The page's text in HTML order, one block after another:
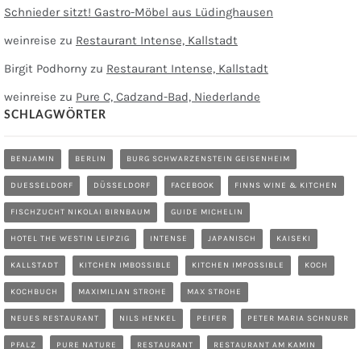
Schnieder sitzt! Gastro-Möbel aus Lüdinghausen
weinreise zu Restaurant Intense, Kallstadt
Birgit Podhorny zu Restaurant Intense, Kallstadt
weinreise zu Pure C, Cadzand-Bad, Niederlande
SCHLAGWÖRTER
BENJAMIN BERLIN BURG SCHWARZENSTEIN GEISENHEIM
DUESSELDORF DÜSSELDORF FACEBOOK FINNS WINE & KITCHEN
FISCHZUCHT NIKOLAI BIRNBAUM GUIDE MICHELIN
HOTEL THE WESTIN LEIPZIG INTENSE JAPANISCH KAISEKI
KALLSTADT KITCHEN IMBOSSIBLE KITCHEN IMPOSSIBLE KOCH
KOCHBUCH MAXIMILIAN STROHE MAX STROHE
NEUES RESTAURANT NILS HENKEL PEIFER PETER MARIA SCHNURR
PFALZ PURE NATURE RESTAURANT RESTAURANT AM KAMIN